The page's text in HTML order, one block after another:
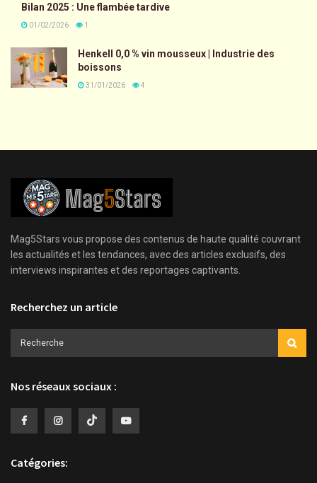
Bilan 2025 : Une flambée tardive
01/02/2026 1
Henkell 0,0 % vin mousseux | Industrie des
boissons
31/01/2026 4
Mag5Stars vous propose des contenus de haute qualité couvrant
les actualités et les tendances, avec des articles exclusifs, des
interviews inspirantes et des reportages captivants.
Recherchez un article
Nos réseaux sociaux :
Catégories: